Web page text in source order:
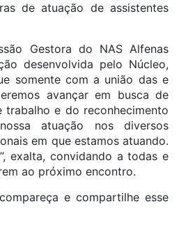
de atuação de assistentes
Gestora do NAS Alfenas
desenvolvida pelo Núcleo,
somente com a união das e
avançar em busca de
trabalho e do reconhecimento
atuação nos diversos
em que estamos atuando.
exalta, convidando a todas e
ao próximo encontro.
e compartilhe esse